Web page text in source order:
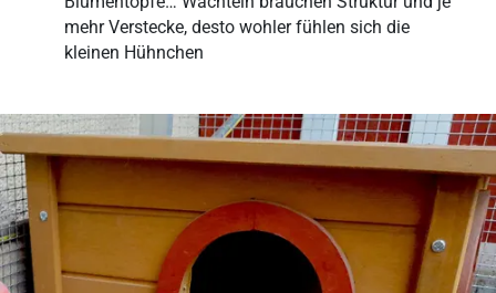
mehr Verstecke, desto wohler fühlen sich die
kleinen Hühnchen